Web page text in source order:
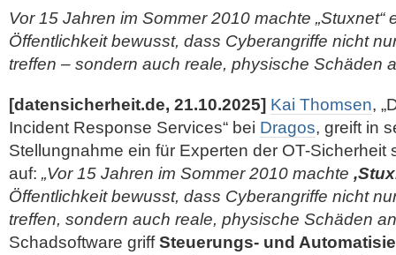
Vor 15 Jahren im Sommer 2010 machte „Stuxnet“
Öffentlichkeit bewusst, dass Cyberangriffe nicht
treffen – sondern auch reale, physische Schäden
[datensicherheit.de, 21.10.2025] Kai Thomsen,
Incident Response Services“ bei Dragos, greift in
Stellungnahme ein für Experten der OT-Sicherheit
auf: „Vor 15 Jahren im Sommer 2010 machte
Öffentlichkeit bewusst, dass Cyberangriffe nicht
treffen, sondern auch reale, physische Schäden
Schadsoftware griffSteuerungs- und